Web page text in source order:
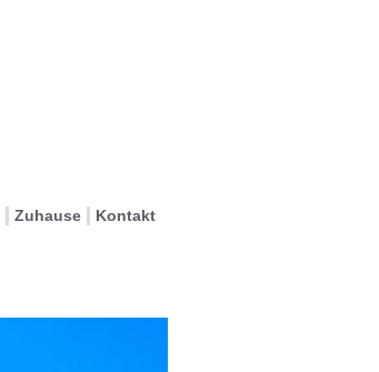
Zuhause Kontakt